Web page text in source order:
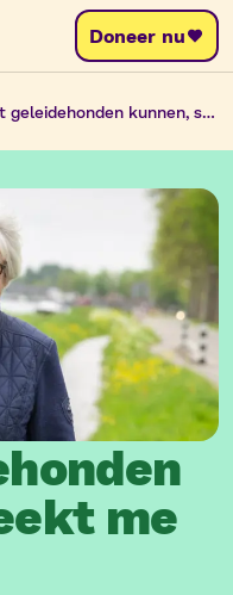
Doneer nu
‘Wat geleidehonden kunnen, spreekt me enorm aan’
me